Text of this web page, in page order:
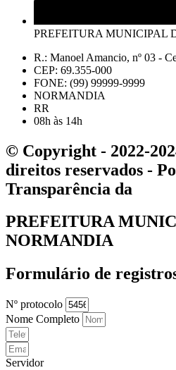
PREFEITURA MUNICIPAL
R.: Manoel Amancio, nº 03 -
CEP: 69.355-000
FONE: (99) 99999-9999
NORMANDIA
RR
08h às 14h
© Copyright - 2022-
direitos reservados -
Transparência da
PREFEITURA
NORMANDIA
Formulário de
Nº protocolo
Nome Completo
Servidor